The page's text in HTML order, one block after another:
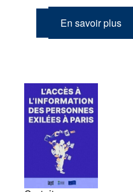
En savoir plus